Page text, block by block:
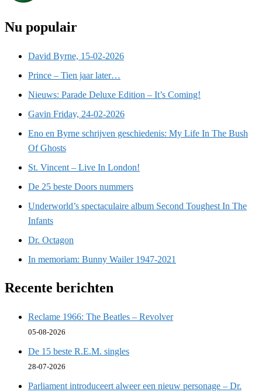
Nu populair
David Byrne, 15-02-2026
Prince – Tien jaar later…
Nieuws: Parade Deluxe Edition – It’s Coming!
Gavin Friday, 24-02-2026
Eno en Byrne schrijven geschiedenis: My Life In The Bush
Of Ghosts
St. Vincent – Live In London!
De 25 beste Doors nummers
Underworld’s spectaculaire album Second Toughest In The
Infants
Dr. Octagon
In memoriam: Bunny Wailer 1947-2021
Recente berichten
Reclame 1966: The Beatles – Revolver
05-08-2026
De 15 beste R.E.M. singles
28-07-2026
Parliament introduceert alweer een nieuw personage – Dr.